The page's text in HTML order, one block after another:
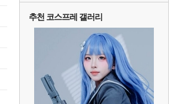
추천 코스프레 갤러리